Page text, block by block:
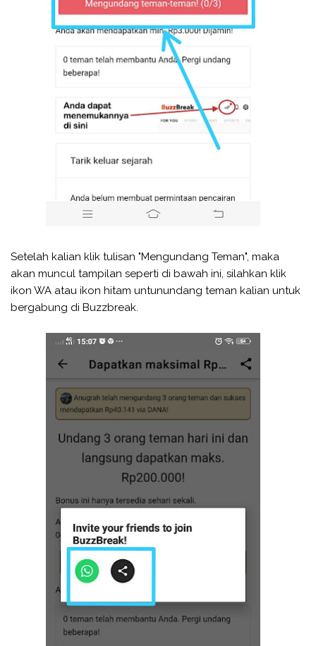
Setelah kalian klik tulisan "Mengundang Teman", maka
akan muncul tampilan seperti di bawah ini, silahkan klik
ikon WA atau ikon hitam untunundang teman kalian untuk
bergabung di Buzzbreak.